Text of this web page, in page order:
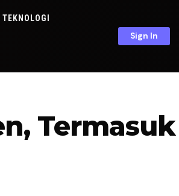
TEKNOLOGI
Sign In